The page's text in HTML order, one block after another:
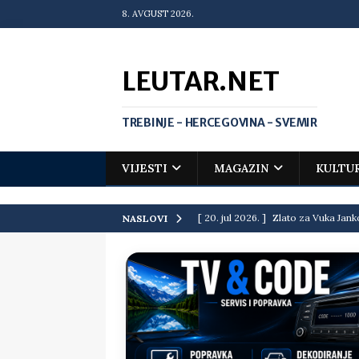
8. AVGUST 2026.
LEUTAR.NET
TREBINJE - HERCEGOVINA - SVEMIR
VIJESTI MAGAZIN
NASLOVI [ 20. jul 2026. ] Zlato za Vuka
[ 19. jul 2026. ] Da li i obraz ima
[ 16. jul 2026. ] Mile će da ti
[ 16. jul 2026. ] Krediti i dugovi
[ 15. jul 2026. ] Politički potres u